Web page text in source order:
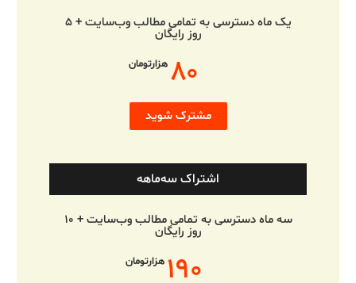
یک ماه دسترسی به تمامی مطالب وب‌سایت + ۵
روز رایگان
۸۰ هزارتومان
مشترک شوید
اشتراک سه‌ماهه
سه ماه دسترسی به تمامی مطالب وب‌سایت + ۱۰
روز رایگان
۱۹۰ هزارتومان